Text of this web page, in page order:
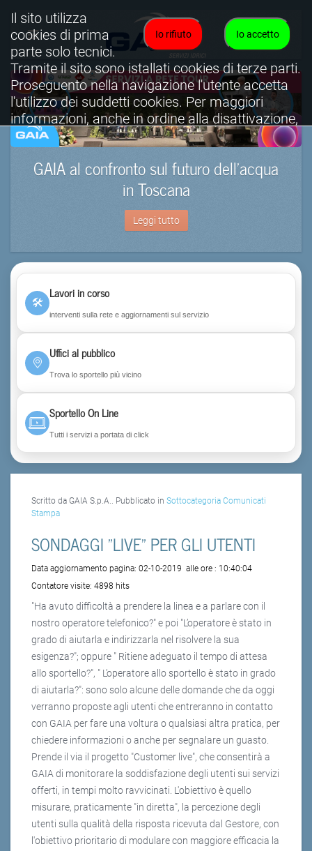
GAIA al confronto sul futuro dell’acqua
in Toscana
Leggi tutto
🛠
Lavori in corso
interventi sulla rete e aggiornamenti sul servizio
Uffici al pubblico
Trova lo sportello più vicino
Sportello On Line
Tutti i servizi a portata di click
Scritto da GAIA S.p.A.. Pubblicato in Sottocategoria Comunicati
Stampa
SONDAGGI "LIVE" PER GLI UTENTI
Data aggiornamento pagina: 02-10-2019 alle ore : 10:40:04
Contatore visite: 4898 hits
"Ha avuto difficoltà a prendere la linea e a parlare con il
nostro operatore telefonico?" e poi "L’operatore è stato in
grado di aiutarla e indirizzarla nel risolvere la sua
esigenza?"; oppure " Ritiene adeguato il tempo di attesa
allo sportello?", " L’operatore allo sportello è stato in grado
di aiutarla?": sono solo alcune delle domande che da oggi
verranno proposte agli utenti che entreranno in contatto
con GAIA per fare una voltura o qualsiasi altra pratica, per
chiedere informazioni o anche per segnalare un guasto.
Prende il via il progetto "Customer live", che consentirà a
GAIA di monitorare la soddisfazione degli utenti sui servizi
offerti, in tempi molto ravvicinati. L'obiettivo è quello
misurare, praticamente "in diretta", la percezione degli
utenti sulla qualità della risposta ricevuta dal Gestore, con
l'obiettivo prioritario di modulare con maggiore efficacia la
Io accetto
Io rifiuto
Il sito utilizza
cookies di prima
parte solo tecnici.
Tramite il sito sono istallati cookies di terze parti.
Proseguento nella navigazione l'utente accetta
l'utilizzo dei suddetti cookies. Per maggiori
informazioni, anche in ordine alla disattivazione,
è possibile consultare l'informativa cookies
completa.
Visualizza informativa completa.